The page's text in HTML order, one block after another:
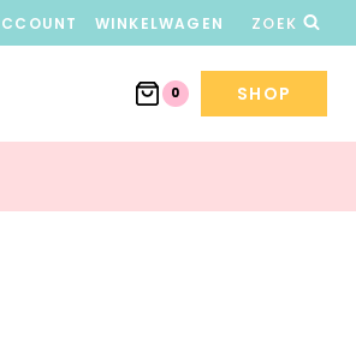
WINKELWAGEN ZOEK
0 SHOP